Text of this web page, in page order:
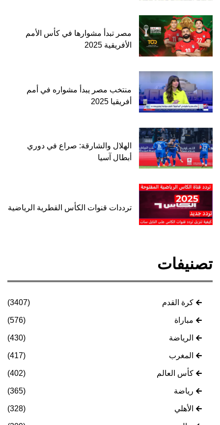
مصر تبدأ مشوارها في كأس الأمم
الأفريقية 2025
منتخب مصر يبدأ مشواره في أمم
أفريقيا 2025
الهلال والشارقة: صراع في دوري
أبطال آسيا
ترددات قنوات الكأس القطرية الرياضية
تصنيفات
كرة القدم (3407)
مباراة (576)
الرياضة (430)
المغرب (417)
كأس العالم (402)
رياضة (365)
الأهلي (328)